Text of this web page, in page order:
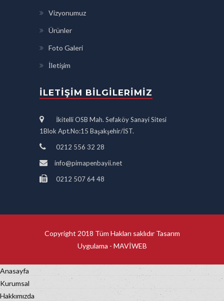
Vizyonumuz
Ürünler
Foto Galeri
İletişim
İLETIŞIM BILGILERIMIZ
İkitelli OSB Mah. Sefaköy Sanayi Sitesi
1Blok Apt.No:15 Başakşehir/İST.
0212 556 32 28
info@pimapenbayii.net
0212 507 64 48
Copyright 2018 Tüm Hakları saklıdır Tasarım
Uygulama - MAVİWEB
Anasayfa
Kurumsal
Hakkımızda